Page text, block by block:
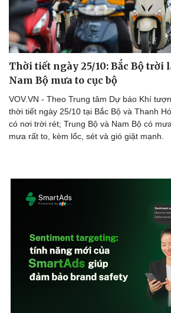
Sức khỏe
Dinh dưỡng - món ngon
Đời
Nhà đẹp
Blog
Tình
Thời tiết ngày 25/10: Bắc Bộ trời
Nam Bộ mưa to cục bộ
VOV.VN - Theo Trung tâm Dự báo Khí
thời tiết ngày 25/10 tại Bắc Bộ và Thanh
có nơi trời rét; Trung Bộ và Nam Bộ có
mưa rất to, kèm lốc, sét và gió giật mạnh.